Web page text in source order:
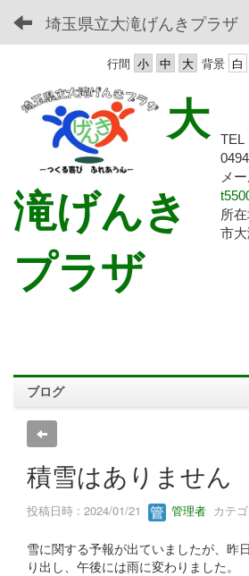
埼玉県立大滝げんきプラザ
背景
行間
大
滝げんき
プラザ
TEL
メー
所
市
ブログ
積雪はありません
投稿日時 : 2024/01/21 管理者 カテ
雪に関する予報が出ていましたが、昨
り出し、午後には雨に変わりました。